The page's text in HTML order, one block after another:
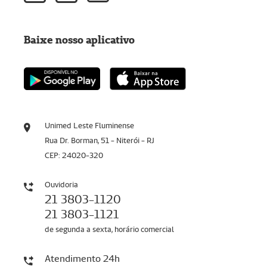
Unimed Leste Fluminense
Rua Dr. Borman, 51 - Niterói - RJ
CEP: 24020-320
Ouvidoria
21 3803-1120
21 3803-1121
de segunda a sexta, horário comercial
Atendimento 24h
Baixe nosso aplicativo